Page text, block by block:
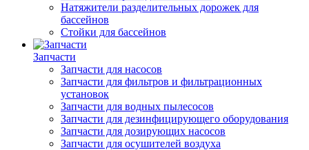
Натяжители разделительных дорожек для
бассейнов
Стойки для бассейнов
Запчасти
Запчасти для насосов
Запчасти для фильтров и фильтрационных
установок
Запчасти для водных пылесосов
Запчасти для дезинфицирующего оборудования
Запчасти для дозирующих насосов
Запчасти для осушителей воздуха